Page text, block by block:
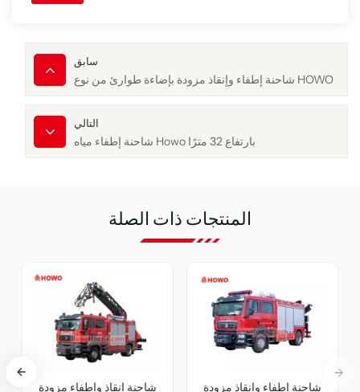
سابق
شاحنة إطفاء وإنقاذ مزودة بإضاءة طوارئ من نوع HOWO
التالي
شاحنة إطفاء مياه Howo بارتفاع 32 مترًا
المنتجات ذات الصلة
شاحنة إنقاذ وإطفاء مزودة
إطفاء وإنقاذ مزودة